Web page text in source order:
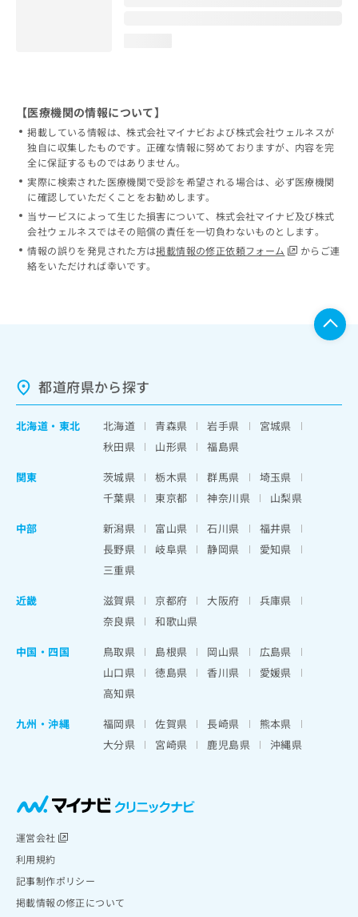
【医療機関の情報について】
掲載している情報は、株式会社マイナビおよび株式会社ウェルネスが
独自に収集したものです。正確な情報に努めておりますが、内容を完
全に保証するものではありません。
実際に検索された医療機関で受診を希望される場合は、必ず医療機関
に確認していただくことをお勧めします。
当サービスによって生じた損害について、株式会社マイナビ及び株式
会社ウェルネスではその賠償の責任を一切負わないものとします。
情報の誤りを発見された方は掲載情報の修正依頼フォーム
からご連
絡をいただければ幸いです。
都道府県から探す
北海道 ・ 東北 北海道 青森県 岩手県
宮城県
秋田県
山形県
福島県
関東
茨城県 栃木県 群馬県
埼玉県
千葉県
東京都 神奈川県
山梨県
中部
新潟県 富山県 石川県
福井県
長野県
岐阜県 静岡県
愛知県
三重県
近畿
滋賀県 京都府 大阪府
兵庫県
奈良県
和歌山県
中国・四国
鳥取県 島根県 岡山県
広島県
山口県
徳島県 香川県
愛媛県
高知県
九州・沖縄
福岡県 佐賀県 長崎県
熊本県
大分県
宮崎県 鹿児島県 沖縄県
運営会社
利用規約
記事制作ポリシー
掲載情報の修正について